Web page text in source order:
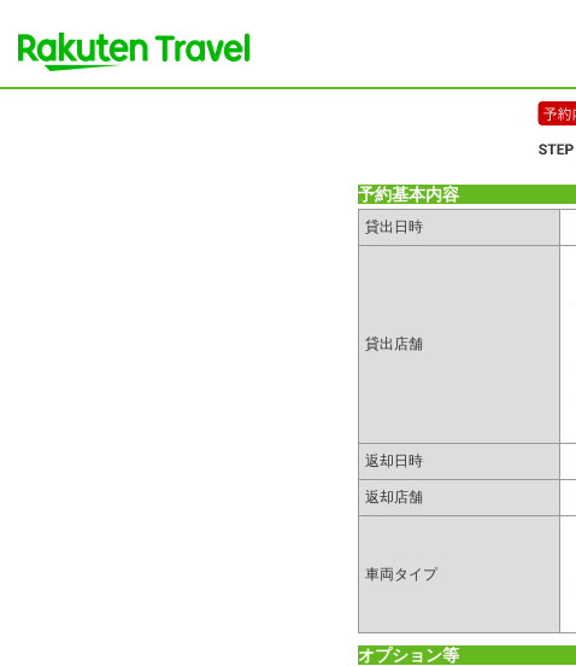
予約基本内容
貸出日時
貸出店舗
返却日時
返却店舗
車両タイプ
オプション等